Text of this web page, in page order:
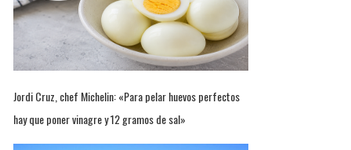
Jordi Cruz, chef Michelin: «Para pelar huevos perfectos
hay que poner vinagre y 12 gramos de sal»